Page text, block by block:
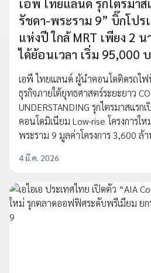
รัชดา-พระราม 9” บิ๊กโปร
แห่งปี ใกล้ MRT เพียง 2
ได้ย้อนเวลา เริ่ม 95,000
เอพี ไทยแลนด์ ผู้นำคอนโดติดรถไ
ธุรกิจภายใต้ยุทธศาสตร์ระยะยาว
UNDERSTANDING รุกไตรมาสแรก
คอนโดมิเนียม Low-rise โครงการใ
พระราม 9 มูลค่าโครงการ 3,600 ล้
4 มี.ค. 2026